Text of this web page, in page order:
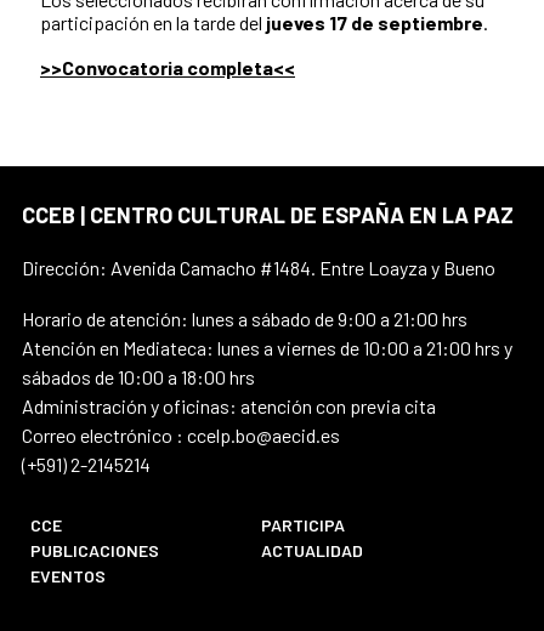
participación en la tarde del jueves 17 de septiembre.
>>Convocatoria completa<<
CCEB | CENTRO CULTURAL DE ESPAÑA EN LA PAZ
Dirección: Avenida Camacho #1484. Entre Loayza y Bueno
Horario de atención: lunes a sábado de 9:00 a 21:00 hrs
Atención en Mediateca: lunes a viernes de 10:00 a 21:00 hrs y
sábados de 10:00 a 18:00 hrs
Administración y oficinas: atención con previa cita
Correo electrónico : ccelp.bo@aecid.es
(+591) 2-2145214
CCE
PARTICIPA
PUBLICACIONES
ACTUALIDAD
EVENTOS